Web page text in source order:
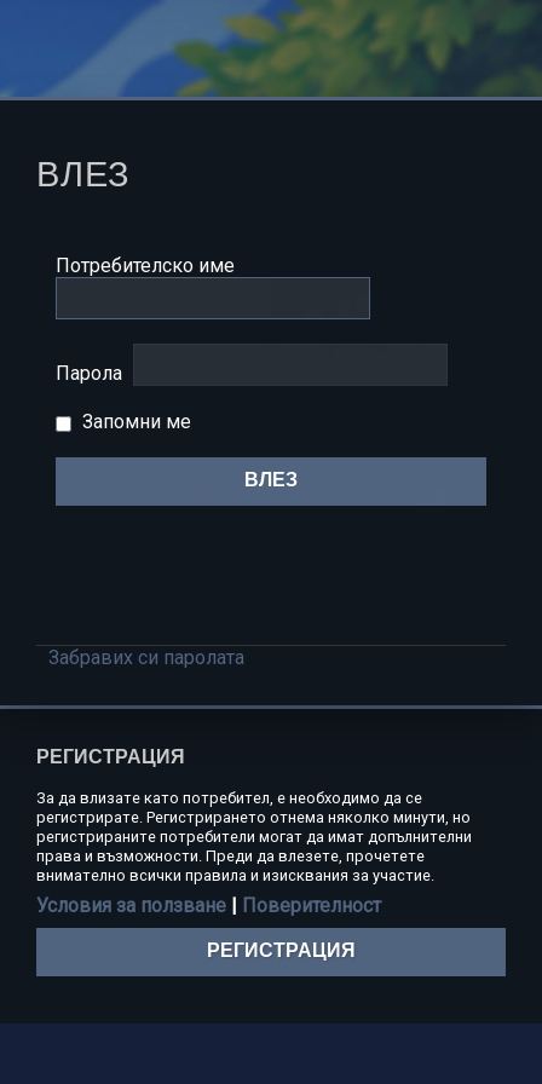
ВЛЕЗ
Потребителско име
Парола
Запомни ме
Забравих си паролата
РЕГИСТРАЦИЯ
За да влизате като потребител, е необходимо да се
регистрирате. Регистрирането отнема няколко минути, но
регистрираните потребители могат да имат допълнителни
права и възможности. Преди да влезете, прочетете
внимателно всички правила и изисквания за участие.
Условия за ползване | Поверителност
РЕГИСТРАЦИЯ